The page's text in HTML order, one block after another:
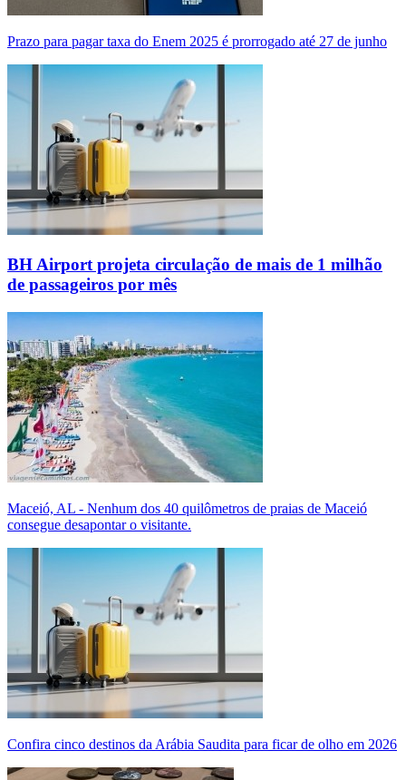
Prazo para pagar taxa do Enem 2025 é prorrogado até 27 de junho
BH Airport projeta circulação de mais de 1 milhão
de passageiros por mês
Maceió, AL - Nenhum dos 40 quilômetros de praias de Maceió
consegue desapontar o visitante.
Confira cinco destinos da Arábia Saudita para ficar de olho em 2026